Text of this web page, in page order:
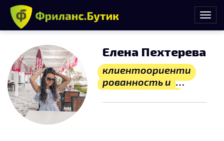
Елена Пехтерева
клиентоориенти
рованность и
личный подход.